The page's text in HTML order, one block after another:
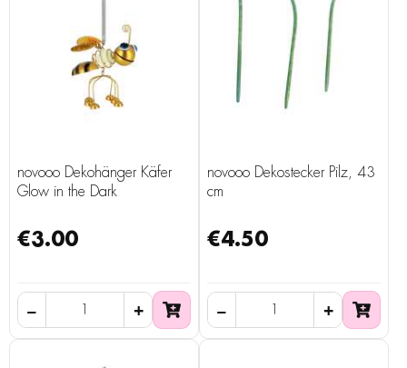
novooo Dekohänger Käfer
Glow in the Dark
€3.00
novooo Dekostecker Pilz, 43
cm
€4.50